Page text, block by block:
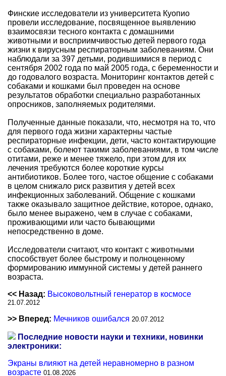
Финские исследователи из университета Куопио
провели исследование, посвященное выявлению
взаимосвязи тесного контакта с домашними
животными и восприимчивостью детей первого года
жизни к вирусным респираторным заболеваниям. Они
наблюдали за 397 детьми, родившимися в период с
сентября 2002 года по май 2005 года, с беременности и
до годовалого возраста. Мониторинг контактов детей с
собаками и кошками был проведен на основе
результатов обработки специально разработанных
опросников, заполняемых родителями.
Полученные данные показали, что, несмотря на то, что
для первого года жизни характерны частые
респираторные инфекции, дети, часто контактирующие
с собаками, болеют такими заболеваниями, в том числе
отитами, реже и менее тяжело, при этом для их
лечения требуются более короткие курсы
антибиотиков. Более того, частое общение с собаками
в целом снижало риск развития у детей всех
инфекционных заболеваний. Общение с кошками
также оказывало защитное действие, которое, однако,
было менее выражено, чем в случае с собаками,
проживающими или часто бывающими
непосредственно в доме.
Исследователи считают, что контакт с животными
способствует более быстрому и полноценному
формированию иммунной системы у детей раннего
возраста.
<< Назад: Высоковольтный генератор в космосе
21.07.2012
>> Вперед: Мечников ошибался 20.07.2012
Последние новости науки и техники, новинки
электроники:
Экраны влияют на детей неравномерно в разном
возрасте 01.08.2026